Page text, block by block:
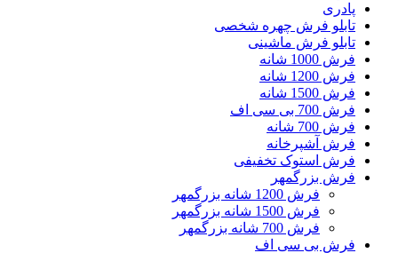
پادری
تابلو فرش چهره شخصی
تابلو فرش ماشینی
فرش 1000 شانه
فرش 1200 شانه
فرش 1500 شانه
فرش 700 بی سی اف
فرش 700 شانه
فرش آشپرخانه
فرش استوک تخفیفی
فرش بزرگمهر
فرش 1200 شانه بزرگمهر
فرش 1500 شانه بزرگمهر
فرش 700 شانه بزرگمهر
فرش بی سی اف